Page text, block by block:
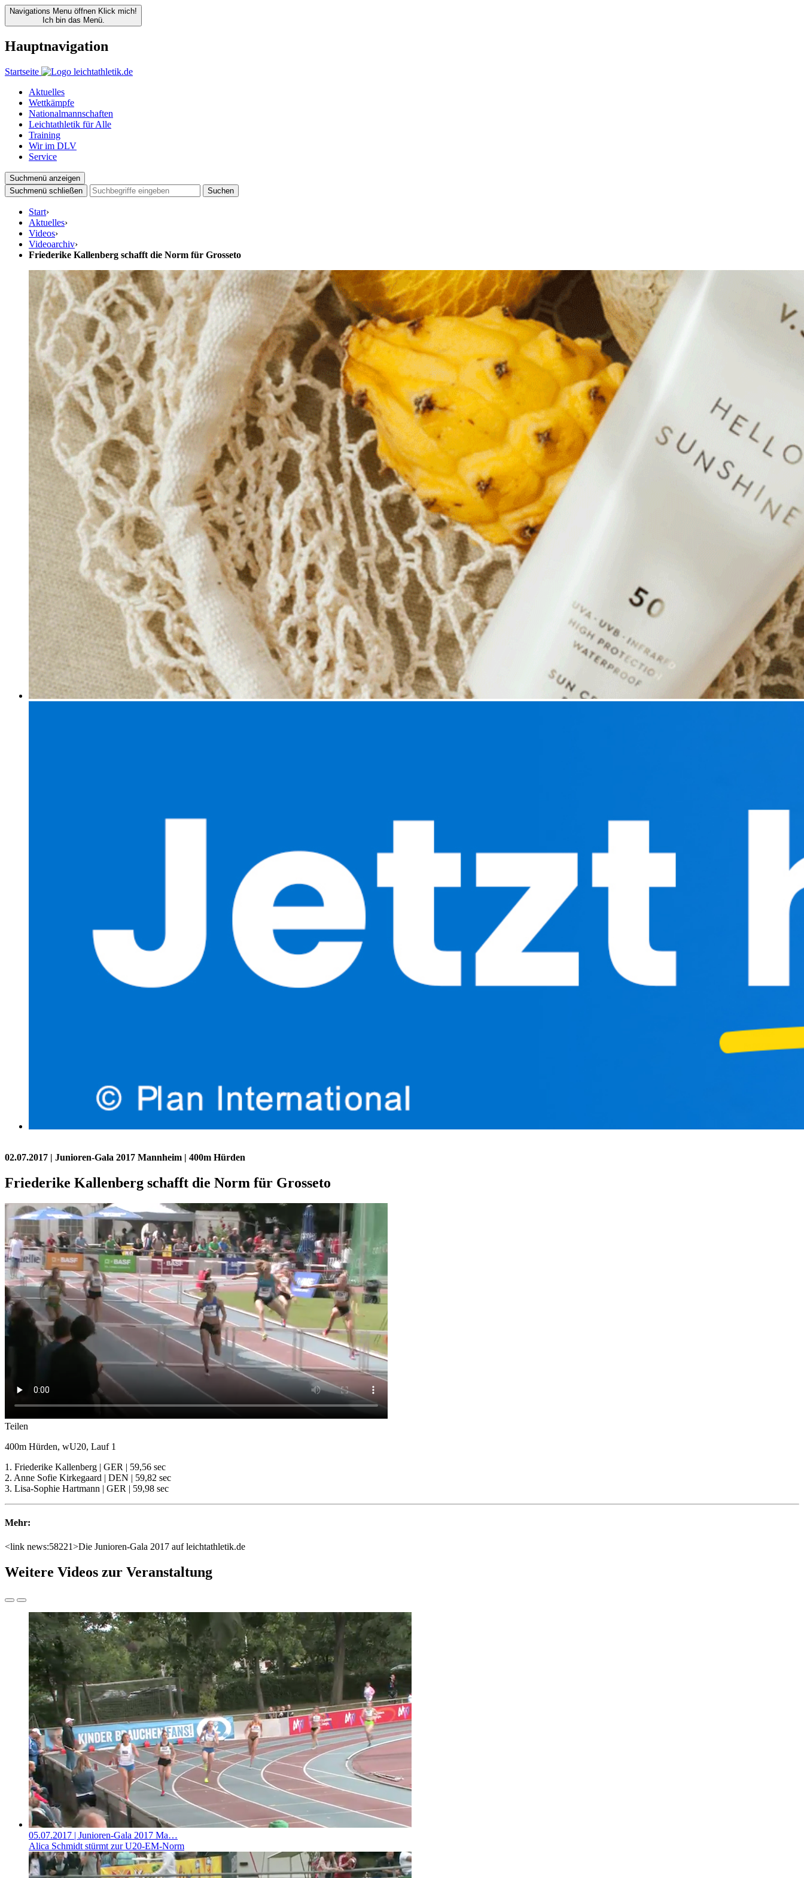
Navigations Menu öffnen Klick mich!
Ich bin das Menü.
Hauptnavigation
Startseite
Aktuelles
Wettkämpfe
Nationalmannschaften
Leichtathletik für Alle
Training
Wir im DLV
Service
Suchmenü anzeigen
Suchmenü schließen
Suchen
Start›
Aktuelles›
Videos›
Videoarchiv›
Friederike Kallenberg schafft die Norm für Grosseto
02.07.2017 | Junioren-Gala 2017 Mannheim | 400m Hürden
Friederike Kallenberg schafft die Norm für Grosseto
Teilen
400m Hürden, wU20, Lauf 1
1. Friederike Kallenberg | GER | 59,56 sec
2. Anne Sofie Kirkegaard | DEN | 59,82 sec
3. Lisa-Sophie Hartmann | GER | 59,98 sec
Mehr:
<link news:58221>Die Junioren-Gala 2017 auf leichtathletik.de
Weitere Videos zur Veranstaltung
05.07.2017 | Junioren-Gala 2017 Ma…
Alica Schmidt stürmt zur U20-EM-Norm